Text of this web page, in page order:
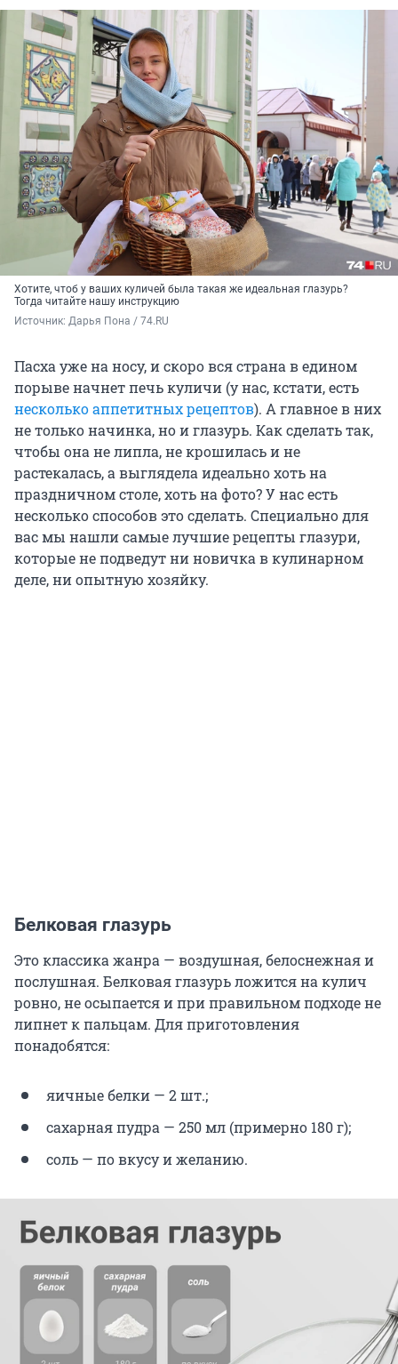
Хотите, чтоб у ваших куличей была такая же идеальная глазурь?
Тогда читайте нашу инструкцию
Источник: Дарья Пона / 74.RU
Пасха уже на носу, и скоро вся страна в едином
порыве начнет печь куличи (у нас, кстати, есть
несколько аппетитных рецептов). А главное в них
не только начинка, но и глазурь. Как сделать так,
чтобы она не липла, не крошилась и не
растекалась, а выглядела идеально хоть на
праздничном столе, хоть на фото? У нас есть
несколько способов это сделать. Специально для
вас мы нашли самые лучшие рецепты глазури,
которые не подведут ни новичка в кулинарном
деле, ни опытную хозяйку.
Белковая глазурь
Это классика жанра — воздушная, белоснежная и
послушная. Белковая глазурь ложится на кулич
ровно, не осыпается и при правильном подходе не
липнет к пальцам. Для приготовления
понадобятся:
яичные белки — 2 шт.;
сахарная пудра — 250 мл (примерно 180 г);
соль — по вкусу и желанию.